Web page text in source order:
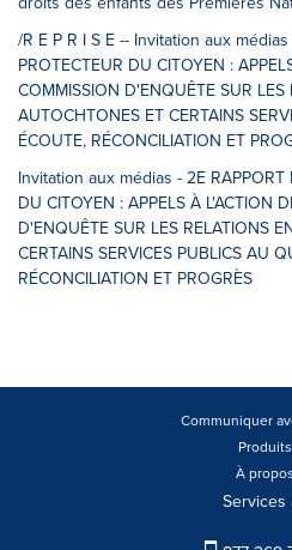
/R E P R I S E -- Invitation aux
PROTECTEUR DU CITOYEN :
COMMISSION D'ENQUÊTE SUR LES
AUTOCHTONES ET CERTAINS
ÉCOUTE, RÉCONCILIATION ET
Invitation aux médias - 2E RAPPORT
DU CITOYEN : APPELS À L'ACTION
D'ENQUÊTE SUR LES RELATIONS
CERTAINS SERVICES PUBLICS AU
RÉCONCILIATION ET PROGRÈS
Communiquer
Produits
À propos
Services